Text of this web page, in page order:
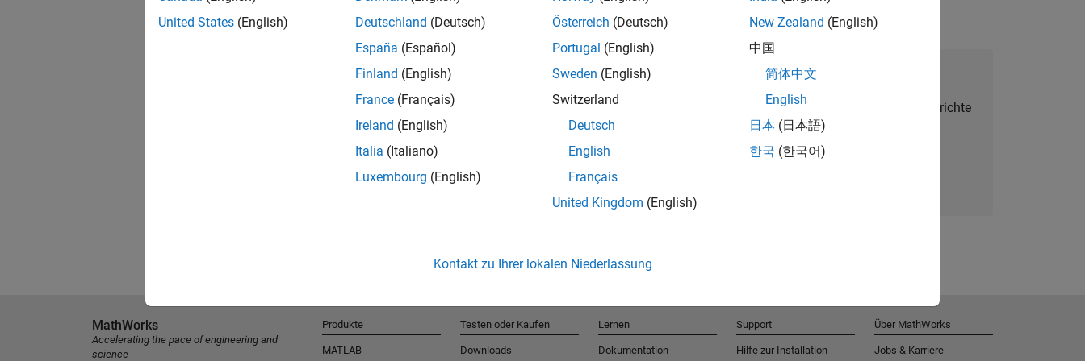
Talent Network beitreten
Erhalten Sie personalisierte Stellenangebote, Berichte
und Unternehmensneuigkeiten.
United States (English)
Deutschland (Deutsch)
España (Español)
Finland (English)
France (Français)
Ireland (English)
Italia (Italiano)
Luxembourg (English)
Österreich (Deutsch)
Portugal (English)
Sweden (English)
Switzerland
Deutsch
English
Français
United Kingdom (English)
New Zealand (English)
中国
简体中文
English
日本 (日本語)
한국 (한국어)
Kontakt zu Ihrer lokalen Niederlassung
MathWorks
Accelerating the pace of engineering and
science
Produkte
MATLAB
Testen oder Kaufen
Downloads
Lernen
Dokumentation
Support
Hilfe zur Installation
Über MathWorks
Jobs & Karriere